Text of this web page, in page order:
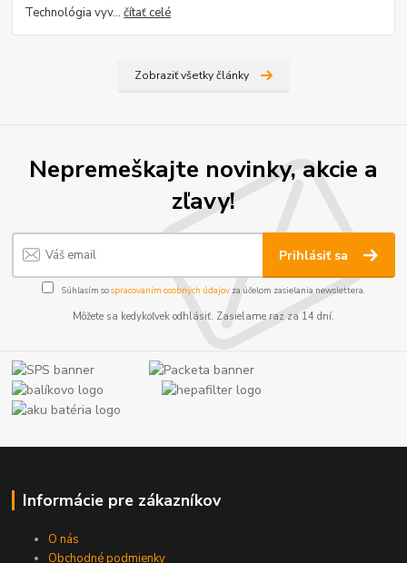
Technológia vyv...čítať celé
Zobraziť všetky články
Nepremeškajte novinky, akcie a
zľavy!
Prihlásiť sa
Súhlasím sospracovaním osobných údajov za účelom zasielania newslettera.
Môžete sa kedykoľvek odhlásiť. Zasielame raz za 14 dní.
Informácie pre zákazníkov
O nás
Obchodné podmienky